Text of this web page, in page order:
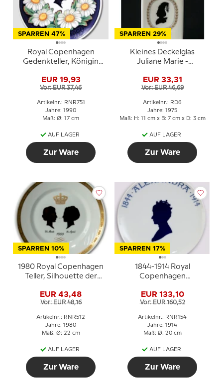
SPARREN 47%
Royal Copenhagen
Gedenkteller, Königin
EUR 19,93
Vor: EUR 37,46
Artikelnr.: RNR751
Jahre: 1990
Maß: Ø: 17 cm
AUF LAGER
Zur Ware
SPARREN 29%
Kleines Deckelglas
Juliane Marie -
Copenhagen
EUR 33,31
Vor: EUR 46,69
Artikelnr.: RD6
Jahre: 1975
Maß: H: 11 cm x B: 7 cm x D: 3 cm
AUF LAGER
Zur Ware
SPARREN 10%
1980 Royal Copenhagen
Teller, Silhouette der
Königin Margrethe
EUR 43,48
Vor: EUR 48,16
Artikelnr.: RNR512
Jahre: 1980
Maß: Ø: 22 cm
AUF LAGER
Zur Ware
SPARREN 17%
1844-1914 Royal
Copenhagen
ALEXANDRA 1914
EUR 133,10
Vor: EUR 160,52
Artikelnr.: RNR154
Jahre: 1914
Maß: Ø: 20 cm
AUF LAGER
Zur Ware